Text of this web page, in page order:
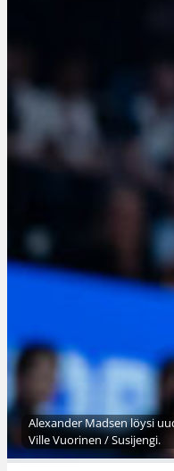
Alexander Madsen löysi
Ville Vuorinen / Susijengi.